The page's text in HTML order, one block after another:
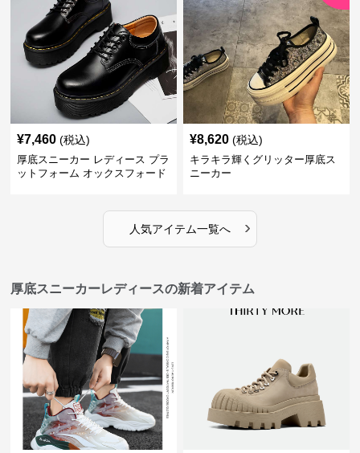
¥7,460 (税込)
厚底スニーカー レディース プラ
ットフォーム オックスフォード
¥8,620 (税込)
キラキラ輝くグリッター厚底ス
ニーカー
人気アイテム一覧へ ›
厚底スニーカーレディースの新着アイテム